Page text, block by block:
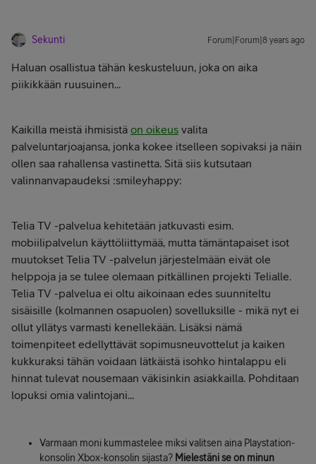
Sekunti Forum|Forum|8 years ago
Haluan osallistua tähän keskusteluun, joka on aika
piikikkään ruusuinen...
Kaikilla meistä ihmisistä on oikeus valita
palveluntarjoajansa, jonka kokee itselleen sopivaksi ja näin
ollen saa rahallensa vastinetta. Sitä siis kutsutaan
valinnanvapaudeksi :smileyhappy:
Telia TV -palvelua kehitetään jatkuvasti esim.
mobiilipalvelun käyttöliittymää, mutta tämäntapaiset isot
muutokset Telia TV -palvelun järjestelmään eivät ole
helppoja ja se tulee olemaan pitkällinen projekti Telialle.
Telia TV -palvelua ei oltu aikoinaan edes suunniteltu
sisäisille (kolmannen osapuolen) sovelluksille - mikä nyt ei
ollut yllätys varmasti kenellekään. Lisäksi nämä
toimenpiteet edellyttävät sopimusneuvottelut ja kaiken
kukkuraksi tähän voidaan lätkäistä isohko hintalappu eli
hinnat tulevat nousemaan väkisinkin asiakkailla. Pohditaan
lopuksi omia valintojani...
Varmaan moni kummastelee miksi valitsen aina Playstation-
konsolin Xbox-konsolin sijasta? Mielestäni se on minun